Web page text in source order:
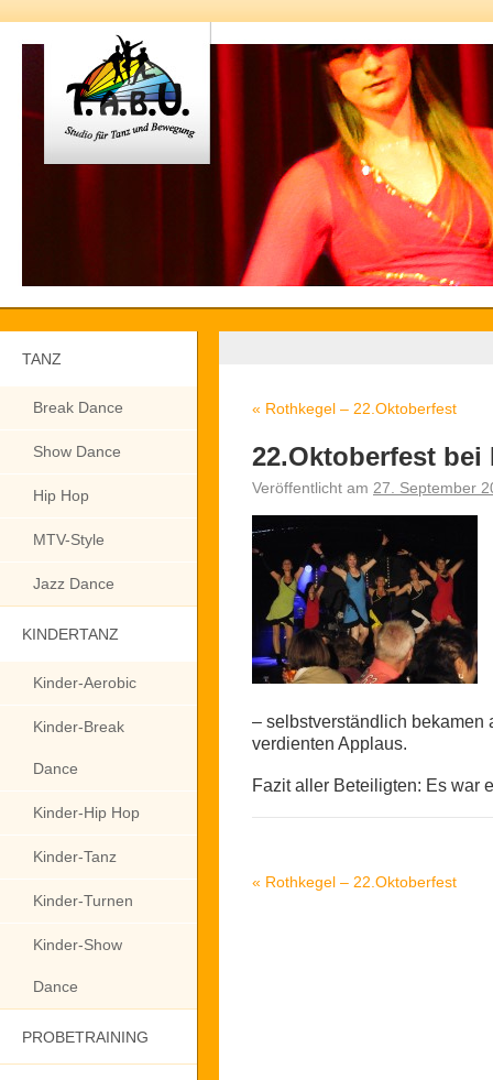
TANZ
Break Dance
Show Dance
Hip Hop
MTV-Style
Jazz Dance
KINDERTANZ
Kinder-Aerobic
Kinder-Break
Dance
Kinder-Hip Hop
Kinder-Tanz
Kinder-Turnen
Kinder-Show
Dance
PROBETRAINING
« Rothkegel – 22.Oktoberfest
22.Oktoberfest bei
Veröffentlicht am 27. September
– selbstverständlich bekamen
verdienten Applaus.
Fazit aller Beteiligten: Es war
« Rothkegel – 22.Oktoberfest